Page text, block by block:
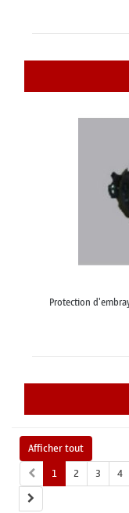
Protection
Afficher tout
1
2 3 4